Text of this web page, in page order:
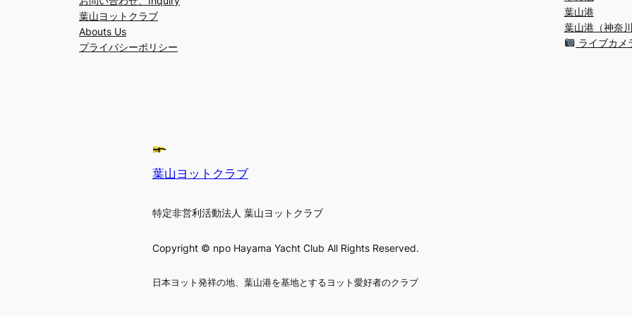
葉山ヨットクラブ
Abouts Us
プライバシーポリシー
葉山港
葉山港（神奈川
ライブカメ
葉山ヨットクラブ
特定非営利活動法人 葉山ヨットクラブ
Copyright © npo Hayama Yacht Club All Rights Reserved.
日本ヨット発祥の地、葉山港を基地とするヨット愛好者のクラブ